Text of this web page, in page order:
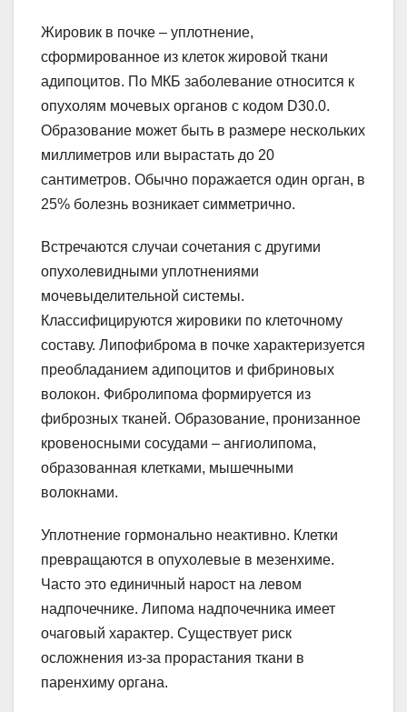
Жировик в почке – уплотнение,
сформированное из клеток жировой ткани
адипоцитов. По МКБ заболевание относится к
опухолям мочевых органов с кодом D30.0.
Образование может быть в размере нескольких
миллиметров или вырастать до 20
сантиметров. Обычно поражается один орган, в
25% болезнь возникает симметрично.
Встречаются случаи сочетания с другими
опухолевидными уплотнениями
мочевыделительной системы.
Классифицируются жировики по клеточному
составу. Липофиброма в почке характеризуется
преобладанием адипоцитов и фибриновых
волокон. Фибролипома формируется из
фиброзных тканей. Образование, пронизанное
кровеносными сосудами – ангиолипома,
образованная клетками, мышечными
волокнами.
Уплотнение гормонально неактивно. Клетки
превращаются в опухолевые в мезенхиме.
Часто это единичный нарост на левом
надпочечнике. Липома надпочечника имеет
очаговый характер. Существует риск
осложнения из-за прорастания ткани в
паренхиму органа.